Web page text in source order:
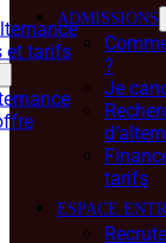
et tarifs
ADMISSIONS
?
Je
tarifs
ESPACE